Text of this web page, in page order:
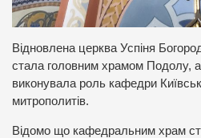
Відновлена церква Успіня
стала головним храмом Подолу,
виконувала роль кафедри
митрополитів.
Відомо що кафедральним храм